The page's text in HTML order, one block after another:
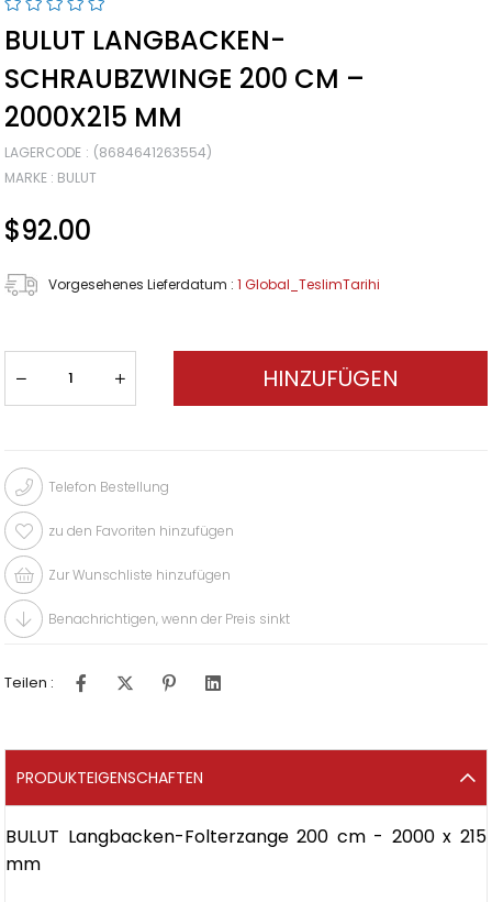
BULUT LANGBACKEN-
SCHRAUBZWINGE 200 CM –
2000X215 MM
LAGERCODE
(8684641263554)
MARKE : BULUT
$92.00
Vorgesehenes Lieferdatum : 1 Global_TeslimTarihi
Telefon Bestellung
zu den Favoriten hinzufügen
Zur Wunschliste hinzufügen
Benachrichtigen, wenn der Preis sinkt
Teilen :
PRODUKTEIGENSCHAFTEN
BULUT Langbacken-Folterzange 200 cm - 2000 x 215
mm